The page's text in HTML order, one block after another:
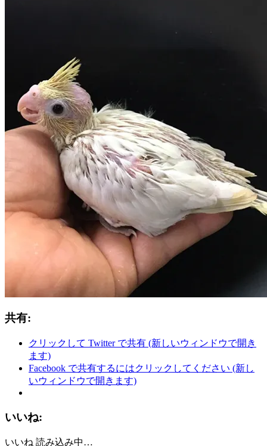
共有:
クリックして Twitter で共有 (新しいウィンドウで開き
ます)
Facebook で共有するにはクリックしてください (新し
いウィンドウで開きます)
いいね:
いいね 読み込み中…